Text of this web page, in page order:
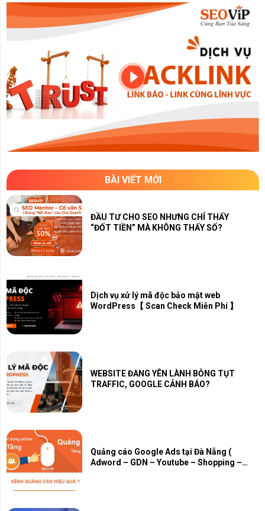
BÀI VIẾT MỚI
ĐẦU TƯ CHO SEO NHƯNG CHỈ THẤY
“ĐỐT TIỀN” MÀ KHÔNG THẤY SỐ?
Dịch vụ xử lý mã độc bảo mật web
WordPress【 Scan Check Miễn Phí 】
WEBSITE ĐANG YÊN LÀNH BỖNG TỤT
TRAFFIC, GOOGLE CẢNH BÁO?
Quảng cáo Google Ads tại Đà Nẵng (
Adword – GDN – Youtube – Shopping –